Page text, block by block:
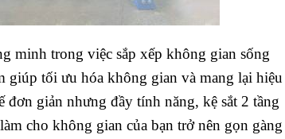
minh trong việc sắp xếp không gian sống
giúp tối ưu hóa không gian và mang lại hiệu
giản nhưng đầy tính năng, kệ sắt 2 tầng
cho không gian của bạn trở nên gọn gàng